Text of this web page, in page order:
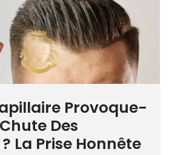
Provoque-
Des
La Prise Honnête